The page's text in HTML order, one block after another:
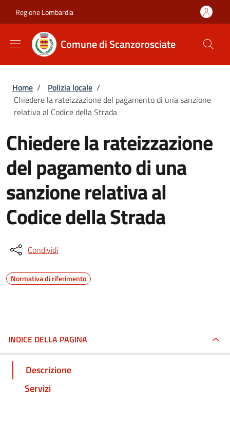
Regione Lombardia
Comune di Scanzorosciate
Briciole di pane
Home / Polizia locale /
Chiedere la rateizzazione del pagamento di una sanzione
relativa al Codice della Strada
Chiedere la rateizzazione
del pagamento di una
sanzione relativa al
Codice della Strada
Condividi
Normativa di riferimento
INDICE DELLA PAGINA
Descrizione
Servizi